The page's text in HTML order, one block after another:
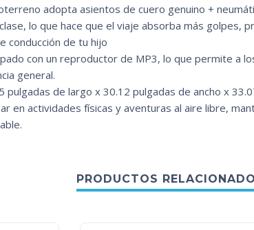
adopta asientos de cuero genuino +
lo que hace que el viaje absorba más golpes,
conducción de tu hijo
con un reproductor de MP3, lo que permite a
general.
pulgadas de largo x 30.12 pulgadas de ancho x
en actividades físicas y aventuras al aire libre,
PRODUCTOS